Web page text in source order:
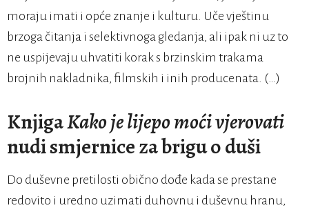
moraju imati i opće znanje i kulturu. Uče vještinu
brzoga čitanja i selektivnoga gledanja, ali ipak ni uz to
ne uspijevaju uhvatiti korak s brzinskim trakama
brojnih nakladnika, filmskih i inih producenata. (…)
KnjigaKako je lijepo moći vjerovati
nudi smjernice za brigu o duši
Do duševne pretilosti obično dođe kada se prestane
redovito i uredno uzimati duhovnu i duševnu hranu,